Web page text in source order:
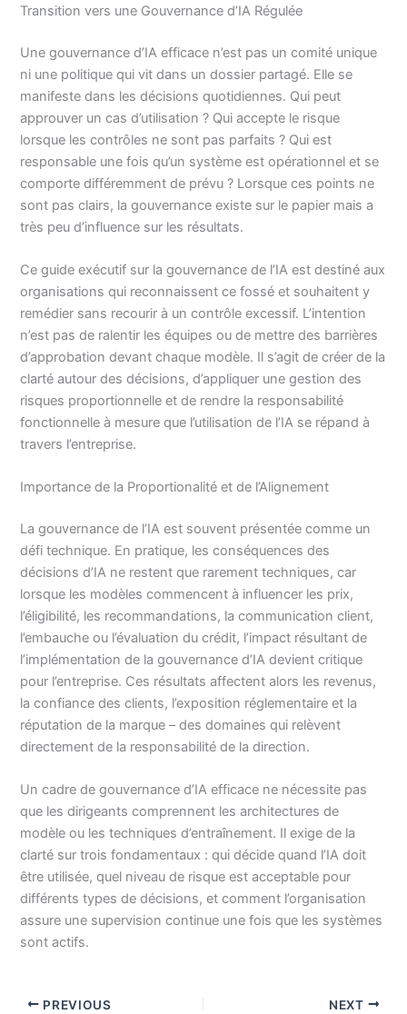
Transition vers une Gouvernance d’IA Régulée
Une gouvernance d’IA efficace n’est pas un comité unique
ni une politique qui vit dans un dossier partagé. Elle se
manifeste dans les décisions quotidiennes. Qui peut
approuver un cas d’utilisation ? Qui accepte le risque
lorsque les contrôles ne sont pas parfaits ? Qui est
responsable une fois qu’un système est opérationnel et se
comporte différemment de prévu ? Lorsque ces points ne
sont pas clairs, la gouvernance existe sur le papier mais a
très peu d’influence sur les résultats.
Ce guide exécutif sur la gouvernance de l’IA est destiné aux
organisations qui reconnaissent ce fossé et souhaitent y
remédier sans recourir à un contrôle excessif. L’intention
n’est pas de ralentir les équipes ou de mettre des barrières
d’approbation devant chaque modèle. Il s’agit de créer de la
clarté autour des décisions, d’appliquer une gestion des
risques proportionnelle et de rendre la responsabilité
fonctionnelle à mesure que l’utilisation de l’IA se répand à
travers l’entreprise.
Importance de la Proportionalité et de l’Alignement
La gouvernance de l’IA est souvent présentée comme un
défi technique. En pratique, les conséquences des
décisions d’IA ne restent que rarement techniques, car
lorsque les modèles commencent à influencer les prix,
l’éligibilité, les recommandations, la communication client,
l’embauche ou l’évaluation du crédit, l’impact résultant de
l’implémentation de la gouvernance d’IA devient critique
pour l’entreprise. Ces résultats affectent alors les revenus,
la confiance des clients, l’exposition réglementaire et la
réputation de la marque – des domaines qui relèvent
directement de la responsabilité de la direction.
Un cadre de gouvernance d’IA efficace ne nécessite pas
que les dirigeants comprennent les architectures de
modèle ou les techniques d’entraînement. Il exige de la
clarté sur trois fondamentaux : qui décide quand l’IA doit
être utilisée, quel niveau de risque est acceptable pour
différents types de décisions, et comment l’organisation
assure une supervision continue une fois que les systèmes
sont actifs.
PREVIOUS NEXT